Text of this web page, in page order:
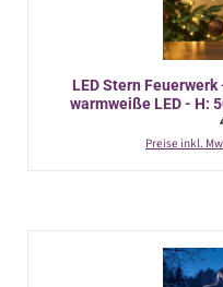
LED Stern
warmweiße LED - H:
Preise inkl.